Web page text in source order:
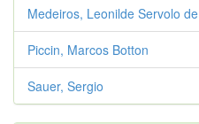
Medeiros, Leonilde Servolo de
Piccin, Marcos Botton
Sauer, Sergio